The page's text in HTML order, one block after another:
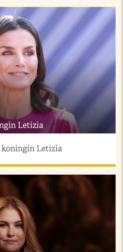
Letizia
koningin Letizia